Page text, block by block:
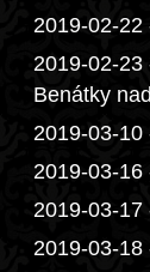
2019-02-22
2019-02-23
Benátky
2019-03-10
2019-03-16
2019-03-17
2019-03-18